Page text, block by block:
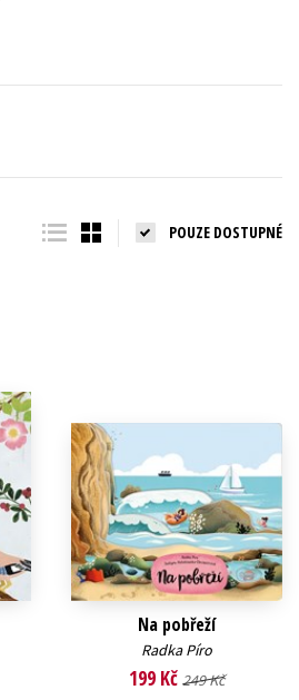
POUZE DOSTUPNÉ
Na pobřeží
Radka Píro
199 Kč249 Kč